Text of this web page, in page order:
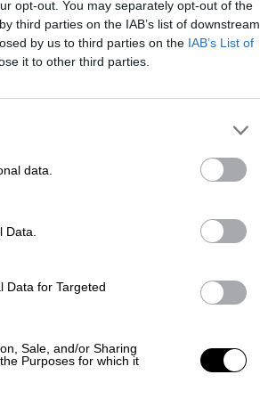
opt-out. You may separately opt-out of the
third parties on the IAB’s list of downstream
by us to third parties on the IAB’s List of
it to other third parties.
data.
Data for Targeted
Sale, and/or Sharing
Purposes for which it
Alfonso X el Sabio